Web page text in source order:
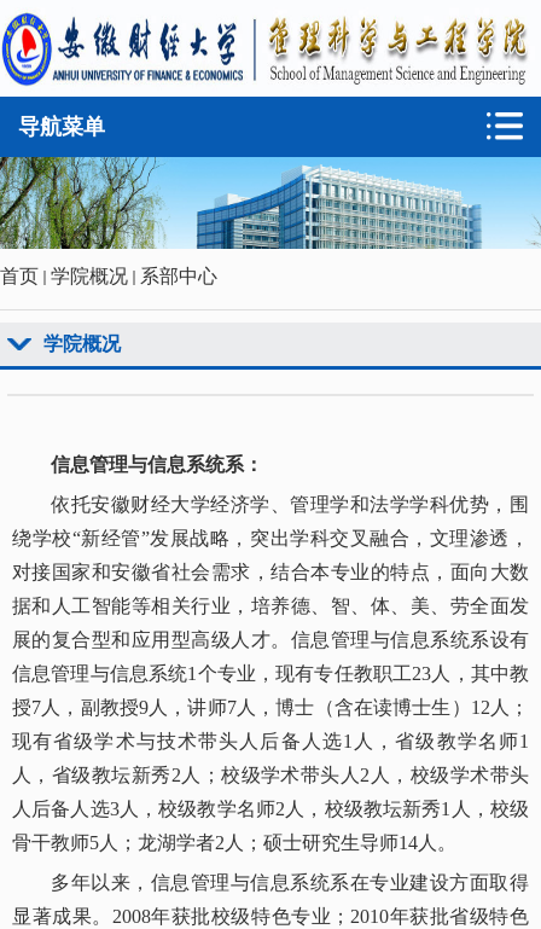
导航菜单
首页 学院概况 系部中心
学院概况
信息管理与信息系统系：
依托安徽财经大学经济学、管理学和法学学科优势，围
绕学校“新经管”发展战略，突出学科交叉融合，文理渗透，
对接国家和安徽省社会需求，结合本专业的特点，面向大数
据和人工智能等相关行业，培养德、智、体、美、劳全面发
展的复合型和应用型高级人才。信息管理与信息系统系设有
信息管理与信息系统1个专业，现有专任教职工23人，其中教
授7人，副教授9人，讲师7人，博士（含在读博士生）12人；
现有省级学术与技术带头人后备人选1人，省级教学名师1
人，省级教坛新秀2人；校级学术带头人2人，校级学术带头
人后备人选3人，校级教学名师2人，校级教坛新秀1人，校级
骨干教师5人；龙湖学者2人；硕士研究生导师14人。
多年以来，信息管理与信息系统系在专业建设方面取得
显著成果。2008年获批校级特色专业；2010年获批省级特色